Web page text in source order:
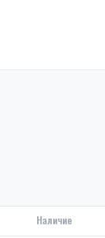
Наличие